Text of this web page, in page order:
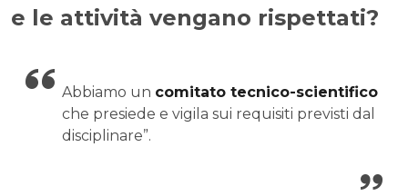
e le attività vengano rispettati?
Abbiamo un comitato tecnico-scientifico
che presiede e vigila sui requisiti previsti dal
disciplinare”.